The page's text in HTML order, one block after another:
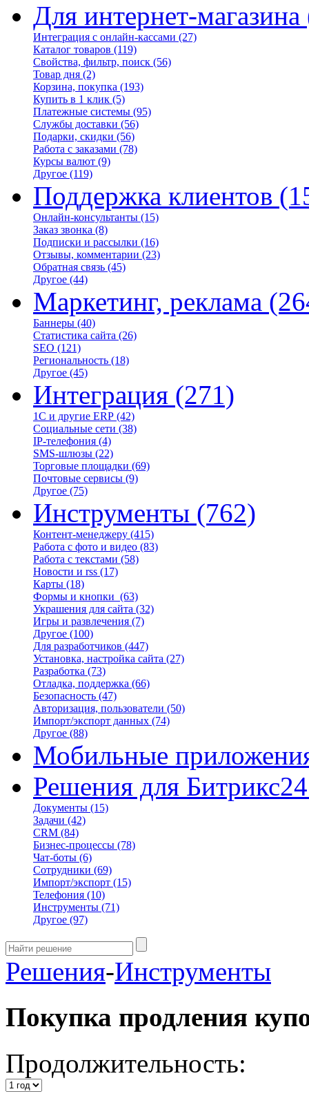
Для интернет-магазина
Интеграция с онлайн-кассами (27)
Каталог товаров (119)
Свойства, фильтр, поиск (56)
Товар дня (2)
Корзина, покупка (193)
Купить в 1 клик (5)
Платежные системы (95)
Службы доставки (56)
Подарки, скидки (56)
Работа с заказами (78)
Курсы валют (9)
Другое (119)
Поддержка клиентов
Онлайн-консультанты (15)
Заказ звонка (8)
Подписки и рассылки (16)
Отзывы, комментарии (23)
Обратная связь (45)
Другое (44)
Маркетинг, реклама
Баннеры (40)
Статистика сайта (26)
SEO (121)
Региональность (18)
Другое (45)
Интеграция (271)
1С и другие ERP (42)
Социальные сети (38)
IP-телефония (4)
SMS-шлюзы (22)
Торговые площадки (69)
Почтовые сервисы (9)
Другое (75)
Инструменты (762)
Контент-менеджеру (415)
Работа с фото и видео (83)
Работа с текстами (58)
Новости и rss (17)
Карты (18)
Формы и кнопки (63)
Украшения для сайта (32)
Игры и развлечения (7)
Другое (100)
Для разработчиков (447)
Установка, настройка сайта (27)
Разработка (73)
Отладка, поддержка (66)
Безопасность (47)
Авторизация, пользователи (50)
Импорт/экспорт данных (74)
Другое (88)
Мобильные
Решения для Битрикс24
Документы (15)
Задачи (42)
CRM (84)
Бизнес-процессы (78)
Чат-боты (6)
Сотрудники (69)
Импорт/экспорт (15)
Телефония (10)
Инструменты (71)
Другое (97)
Решения-Инструменты
Покупка продления
Продолжительность: